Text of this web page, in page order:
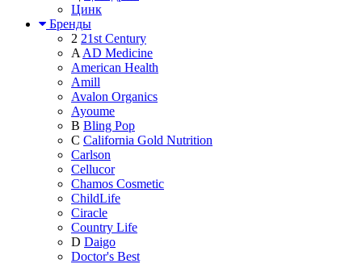
Цинк
Бренды
2 21st Century
A AD Medicine
American Health
Amill
Avalon Organics
Ayoume
B Bling Pop
C California Gold Nutrition
Carlson
Cellucor
Chamos Cosmetic
ChildLife
Ciracle
Country Life
D Daigo
Doctor's Best